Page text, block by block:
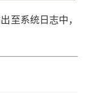
至系统日志中，